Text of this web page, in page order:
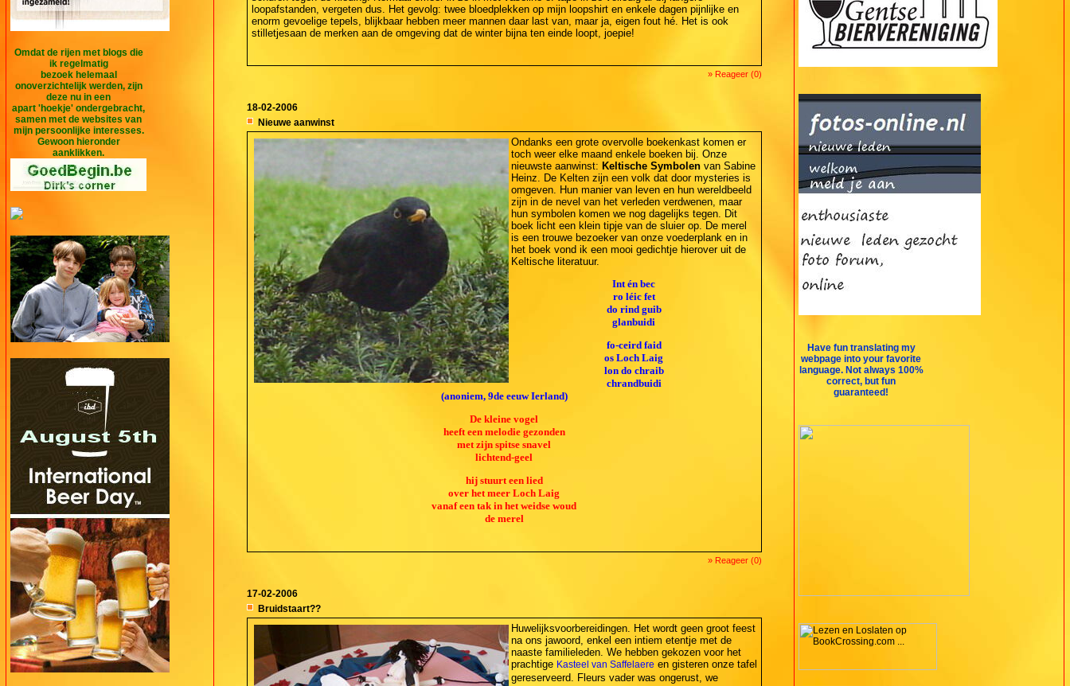
Omdat de rijen met blogs die
ik regelmatig
bezoek helemaal
onoverzichtelijk werden, zijn
deze nu in een
apart 'hoekje' ondergebracht,
samen met de websites van
mijn persoonlijke interesses.
Gewoon hieronder
aanklikken.
loopafstanden, vergeten dus. Het gevolg: twee bloedplekken op mijn loopshirt en enkele dagen pijnlijke en
enorm gevoelige tepels, blijkbaar hebben meer mannen daar last van, maar ja, eigen fout hé. Het is ook
stilletjesaan de merken aan de omgeving dat de winter bijna ten einde loopt, joepie!
» Reageer (0)
18-02-2006
Nieuwe aanwinst
Ondanks een grote overvolle boekenkast komen er
toch weer elke maand enkele boeken bij. Onze
nieuwste aanwinst: Keltische Symbolenvan Sabine
Heinz. De Kelten zijn een volk dat door mysteries is
omgeven. Hun manier van leven en hun wereldbeeld
zijn in de nevel van het verleden verdwenen, maar
hun symbolen komen we nog dagelijks tegen. Dit
boek licht een klein tipje van de sluier op. De merel
is een trouwe bezoeker van onze voederplank en in
het boek vond ik een mooi gedichtje hierover uit de
Keltische literatuur.
Int én bec
ro léic fet
do rind guib
glanbuidi
fo-ceird faid
os Loch Laig
lon do chraib
chrandbuidi
(anoniem, 9de eeuw Ierland)
De kleine vogel
heeft een melodie gezonden
met zijn spitse snavel
lichtend-geel
hij stuurt een lied
over het meer Loch Laig
vanaf een tak in het weidse woud
de merel
» Reageer (0)
17-02-2006
Bruidstaart??
Huwelijksvoorbereidingen. Het wordt geen groot feest
na ons jawoord, enkel een intiem etentje met de
naaste familieleden. We hebben gekozen voor het
prachtige Kasteel van Saffelaere en gisteren onze tafel
gereserveerd. Fleurs vader was ongerust, we
Have fun translating my
webpage into your favorite
language. Not always 100%
correct, but fun
guaranteed!